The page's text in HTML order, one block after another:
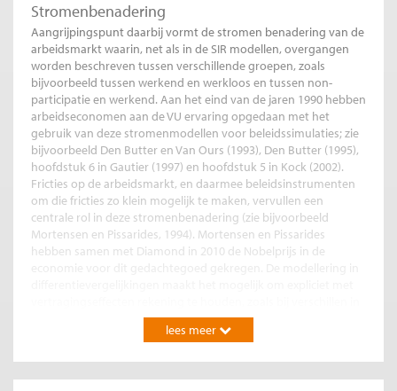
Stromenbenadering
Aangrijpingspunt daarbij vormt de stromen benadering van de
arbeidsmarkt waarin, net als in de SIR modellen, overgangen
worden beschreven tussen verschillende groepen, zoals
bijvoorbeeld tussen werkend en werkloos en tussen non-
participatie en werkend. Aan het eind van de jaren 1990 hebben
arbeidseconomen aan de VU ervaring opgedaan met het
gebruik van deze stromenmodellen voor beleidssimulaties; zie
bijvoorbeeld Den Butter en Van Ours (1993), Den Butter (1995),
hoofdstuk 6 in Gautier (1997) en hoofdstuk 5 in Kock (2002).
Fricties op de arbeidsmarkt, en daarmee beleidsinstrumenten
om die fricties zo klein mogelijk te maken, vervullen een
centrale rol in deze stromenbenadering (zie bijvoorbeeld
Mortensen en Pissarides, 1994). Mortensen en Pissarides
hebben samen met Diamond in 2010 de Nobelprijs in de
reactie op kortdurende en langdurende werkloosheid. Ook kan
een modelsimulatie vanuit een bepaalde uitgangssituatie
lees meer